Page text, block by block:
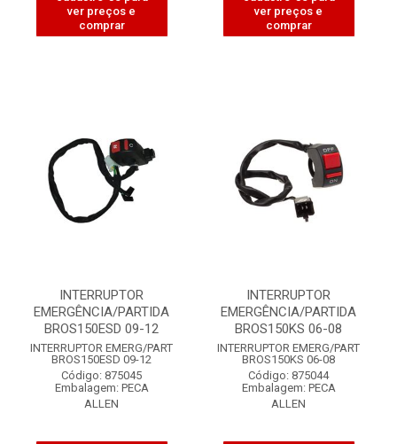
ver preços e
comprar
ver preços e
comprar
INTERRUPTOR
EMERGÊNCIA/PARTIDA
BROS150ESD 09-12
INTERRUPTOR EMERG/PART
BROS150ESD 09-12
Código: 875045
Embalagem: PECA
ALLEN
INTERRUPTOR
EMERGÊNCIA/PARTIDA
BROS150KS 06-08
INTERRUPTOR EMERG/PART
BROS150KS 06-08
Código: 875044
Embalagem: PECA
ALLEN